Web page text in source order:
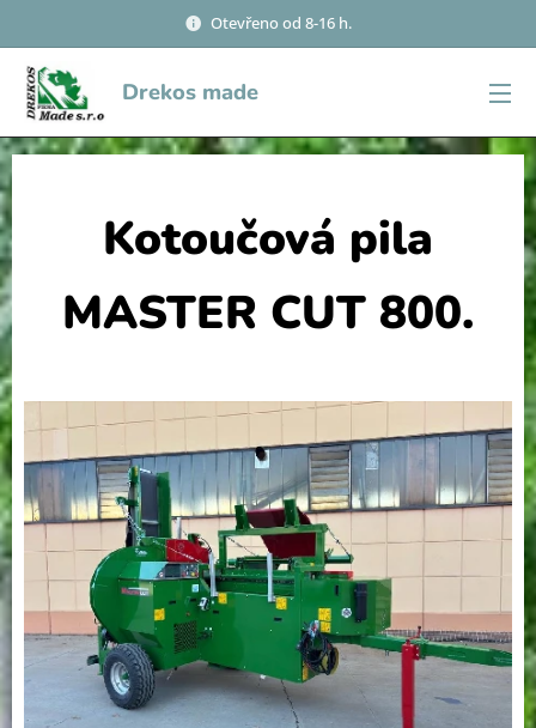
Otevřeno od 8-16 h.
Drekos made
Kotoučová pila
MASTER CUT 800.